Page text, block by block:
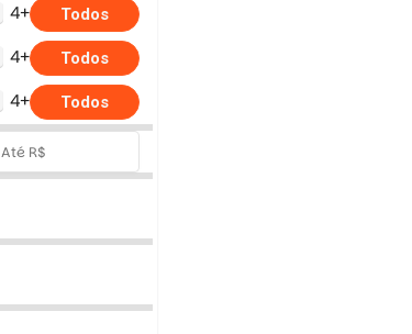
4+ Todos
4+ Todos
4+ Todos